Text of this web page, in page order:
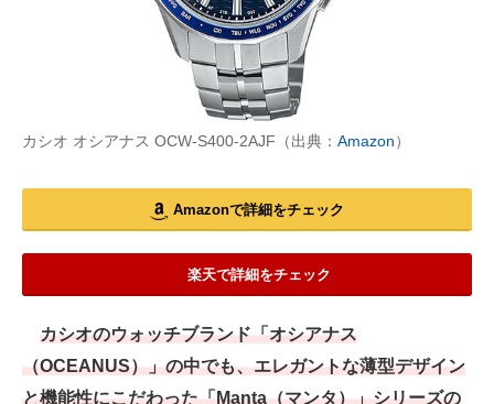
カシオ オシアナス OCW-S400-2AJF（出典： Amazon）
Amazonで詳細をチェック
楽天で詳細をチェック
カシオのウォッチブランド「オシアナス
（OCEANUS）」の中でも、エレガントな薄型デザイン
と機能性にこだわった「Manta（マンタ）」シリーズの